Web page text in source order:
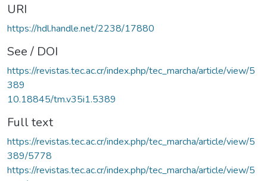
URI
https://hdl.handle.net/2238/17880
See / DOI
https://revistas.tec.ac.cr/index.php/tec_marcha/article/view/5
389
10.18845/tm.v35i1.5389
Full text
https://revistas.tec.ac.cr/index.php/tec_marcha/article/view/5
389/5778
https://revistas.tec.ac.cr/index.php/tec_marcha/article/view/5